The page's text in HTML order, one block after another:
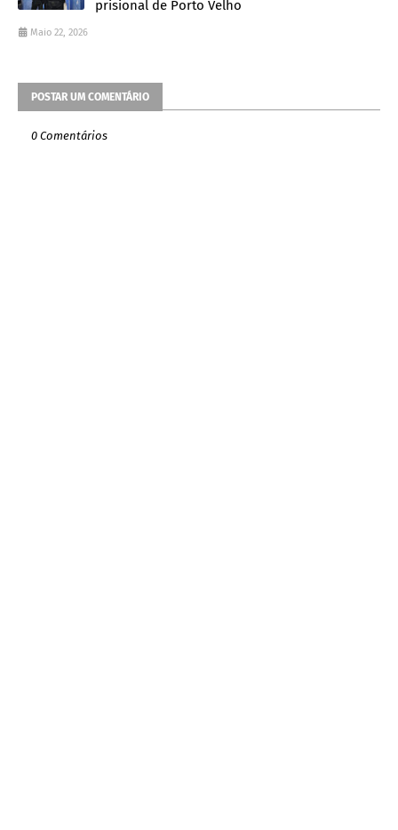
prisional de Porto Velho
Maio 22, 2026
POSTAR UM COMENTÁRIO
0 Comentários